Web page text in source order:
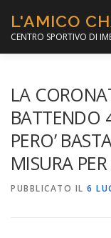
contenuto
L'AMICO
CENTRO SPORTIVO DI
PER IL SOCIALE
SCUOLA TENNIS
LA
BATTENDO
PERO’
MISURA
PUBBLICATO IL 6